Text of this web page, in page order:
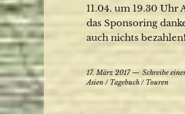
11.04. um 19.30
das Sponsoring
auch nichts
17. März 2017
Schreibe
Asien / Tagebuch / Touren